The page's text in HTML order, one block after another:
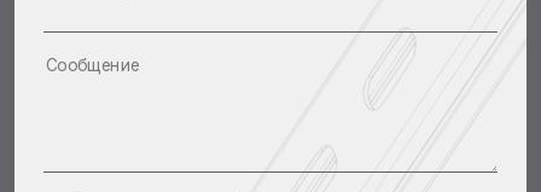
Сообщение